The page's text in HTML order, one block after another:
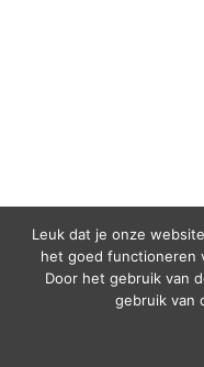
Leuk dat je onze
het goed functioneren
Door het gebruik van
gebruik van